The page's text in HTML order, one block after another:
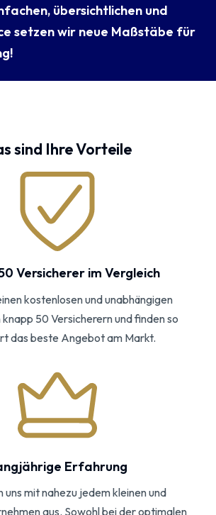
übersichtlichen und
setzen wir neue Maßstäbe für
sind Ihre Vorteile
Versicherer im Vergleich
kostenlosen und unabhängigen
50 Versicherern und finden so
das beste Angebot am Markt.
Erfahrung
uns mit nahezu jedem kleinen und
aus. Sowohl bei der optimalen